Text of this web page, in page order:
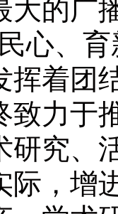
大的广
心、
挥着团
致力于
研究、
际，增